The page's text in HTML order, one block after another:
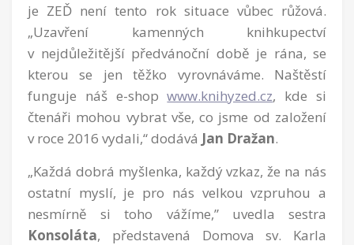
je ZEĎ není tento rok situace vůbec růžová.
„Uzavření kamenných knihkupectví
v nejdůležitější předvánoční době je rána, se
kterou se jen těžko vyrovnáváme. Naštěstí
funguje náš e-shopwww.knihyzed.cz, kde si
čtenáři mohou vybrat vše, co jsme od založení
v roce 2016 vydali,“ dodává Jan Dražan.
„Každá dobrá myšlenka, každý vzkaz, že na nás
ostatní myslí, je pro nás velkou vzpruhou a
nesmírně si toho vážíme,” uvedla sestra
Konsoláta, představená Domova sv. Karla